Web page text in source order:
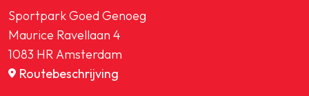
Sportpark Goed Genoeg
Maurice Ravellaan 4
1083 HR Amsterdam
Routebeschrijving